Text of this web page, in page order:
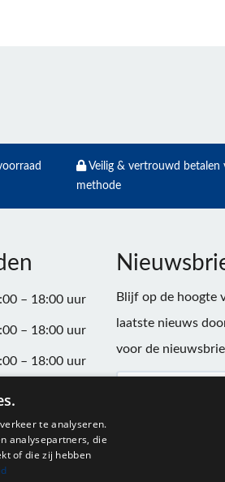
Veilig & vertrouwd betalen
methode
– 18:00 uur
– 18:00 uur
– 18:00 uur
– 20:00 uur
– 18:00 uur
– 17:00 uur
Blijf op de hoogte
laatste nieuws
voor de
te analyseren.
analysepartners, die
of die zij hebben